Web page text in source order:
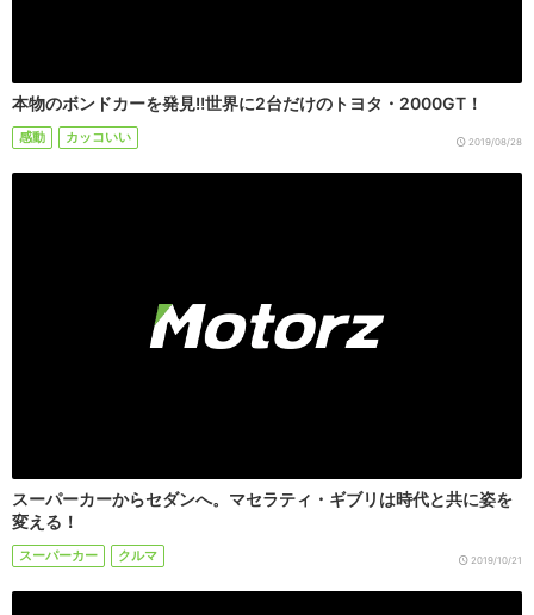
本物のボンドカーを発見!!世界に2台だけのトヨタ・2000GT！
感動 カッコいい 2019/08/28
スーパーカーからセダンへ。マセラティ・ギブリは時代と共に姿を
変える！
スーパーカー クルマ 2019/10/21